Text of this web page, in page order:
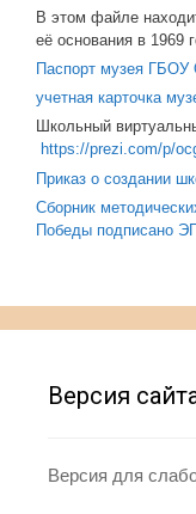
В этом файле
её основания в 1969
Паспорт музея
учетная карточка
Школьный
https://prezi.com/p/
Приказ о создании
Сборник
Победы подписано ЭП
Версия
Версия для